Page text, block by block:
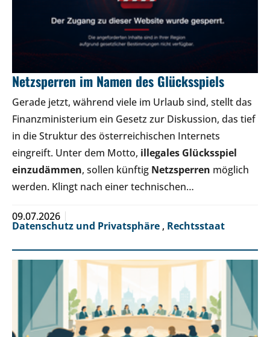
Netzsperren im Namen des Glücksspiels
Gerade jetzt, während viele im Urlaub sind, stellt das
Finanzministerium ein Gesetz zur Diskussion, das tief
in die Struktur des österreichischen Internets
eingreift. Unter dem Motto, illegales Glücksspiel
einzudämmen, sollen künftig Netzsperren möglich
werden. Klingt nach einer technischen…
09.07.2026
Datenschutz und Privatsphäre , Rechtsstaat